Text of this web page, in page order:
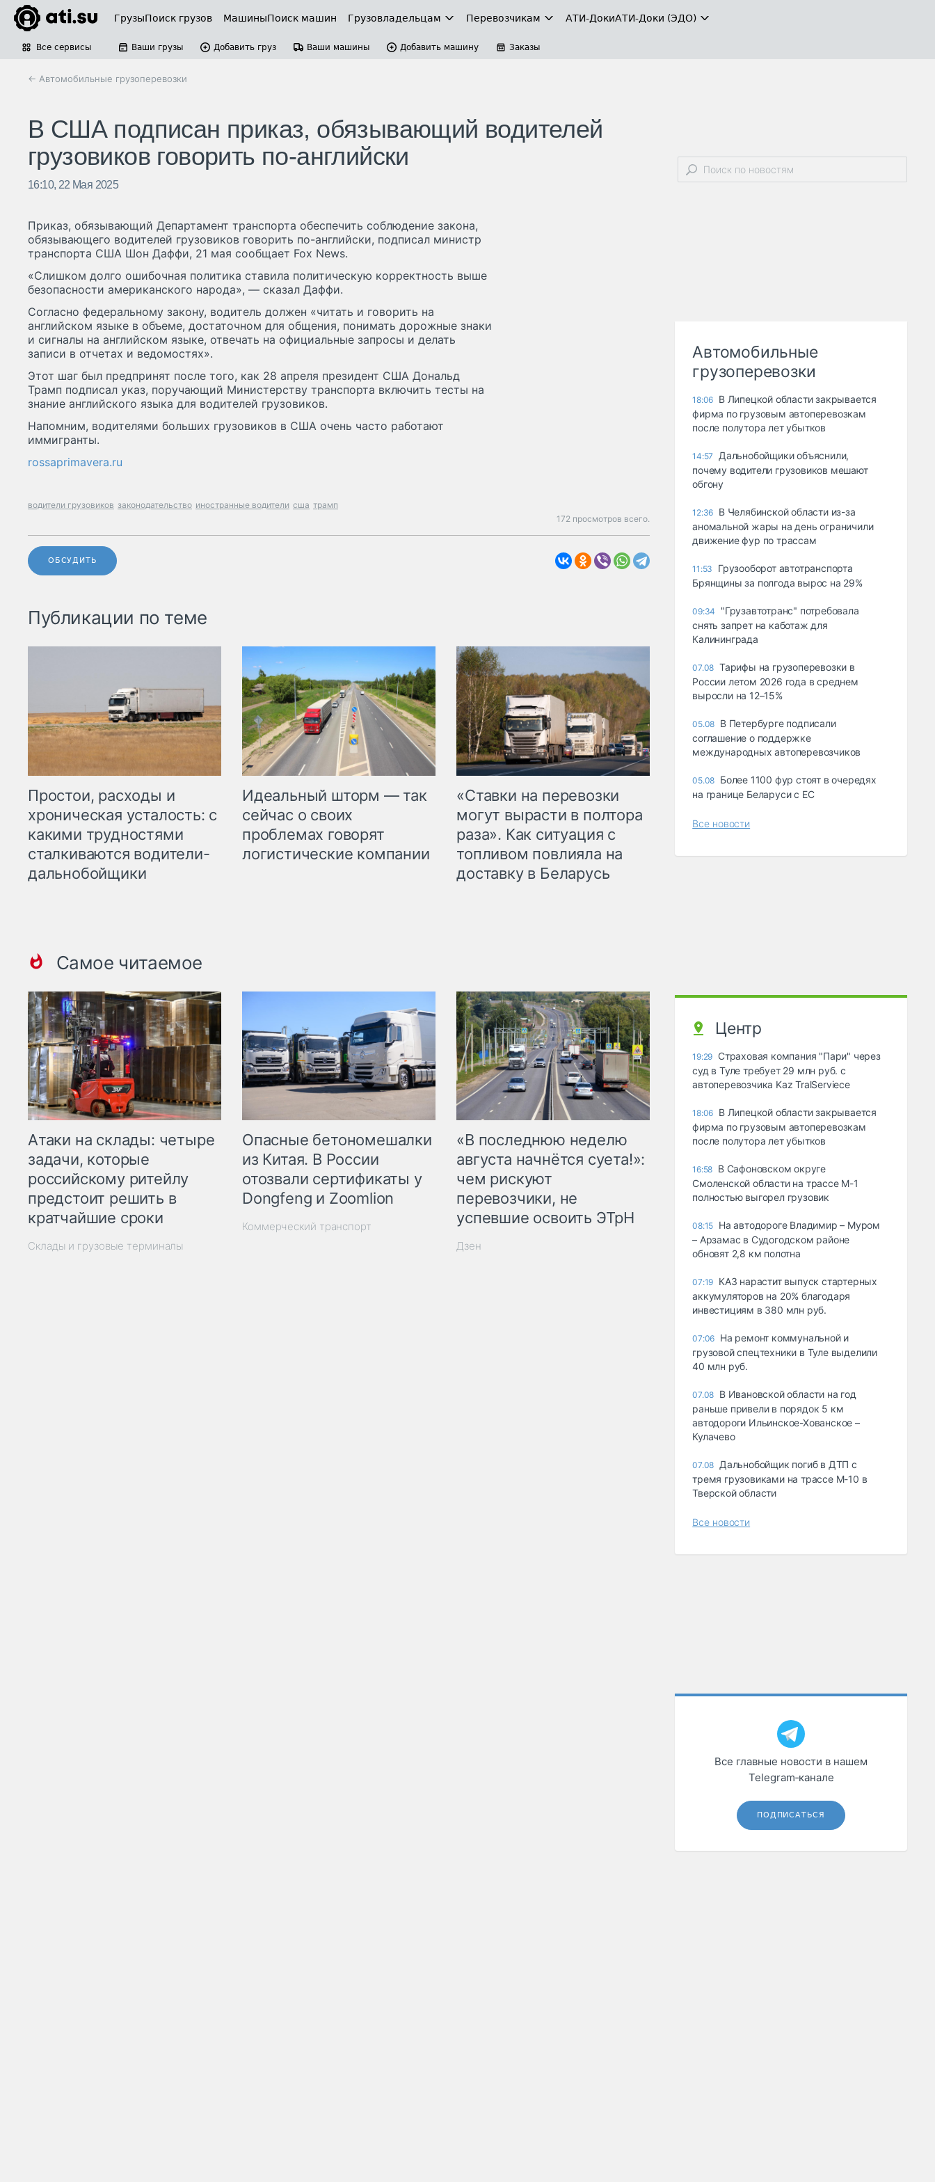
ГрузыПоиск грузов МашиныПоиск машин Грузовладельцам Перевозчикам АТИ-ДокиАТИ-Доки (ЭДО)
Все сервисы Ваши грузы Добавить груз Ваши машины Добавить машину Заказы
← Автомобильные грузоперевозки
В США подписан приказ, обязывающий водителей
грузовиков говорить по-английски
16:10, 22 Мая 2025
Приказ, обязывающий Департамент транспорта обеспечить соблюдение закона,
обязывающего водителей грузовиков говорить по-английски, подписал министр
транспорта США Шон Даффи, 21 мая сообщает Fox News.
«Слишком долго ошибочная политика ставила политическую корректность выше
безопасности американского народа», — сказал Даффи.
Согласно федеральному закону, водитель должен «читать и говорить на
английском языке в объеме, достаточном для общения, понимать дорожные знаки
и сигналы на английском языке, отвечать на официальные запросы и делать
записи в отчетах и ведомостях».
Этот шаг был предпринят после того, как 28 апреля президент США Дональд
Трамп подписал указ, поручающий Министерству транспорта включить тесты на
знание английского языка для водителей грузовиков.
Напомним, водителями больших грузовиков в США очень часто работают
иммигранты.
rossaprimavera.ru
водители грузовиков законодательство иностранные водители сша трамп
172 просмотров всего.
ОБСУДИТЬ
Публикации по теме
Простои, расходы и
хроническая усталость: с
какими трудностями
сталкиваются водители-
дальнобойщики
Идеальный шторм — так
сейчас о своих
проблемах говорят
логистические компании
«Ставки на перевозки
могут вырасти в полтора
раза». Как ситуация с
топливом повлияла на
доставку в Беларусь
Самое читаемое
Атаки на склады: четыре
задачи, которые
российскому ритейлу
предстоит решить в
кратчайшие сроки
Склады и грузовые терминалы
Опасные бетономешалки
из Китая. В России
отозвали сертификаты у
Dongfeng и Zoomlion
Коммерческий транспорт
«В последнюю неделю
августа начнётся суета!»:
чем рискуют
перевозчики, не
успевшие освоить ЭТрН
Дзен
Автомобильные
грузоперевозки
18:06 В Липецкой области закрывается
фирма по грузовым автоперевозкам
после полутора лет убытков
14:57
Дальнобойщики объяснили,
почему водители грузовиков мешают
обгону
12:36 В Челябинской области из-за
аномальной жары на день ограничили
движение фур по трассам
11:53
Грузооборот автотранспорта
Брянщины за полгода вырос на 29%
09:34
"Грузавтотранс" потребовала
снять запрет на каботаж для
Калининграда
07.08 Тарифы на грузоперевозки в
России летом 2026 года в среднем
выросли на 12–15%
05.08 В Петербурге подписали
соглашение о поддержке
международных автоперевозчиков
05.08 Более 1100 фур стоят в очередях
на границе Беларуси с ЕС
Все новости
Центр
19:29 Страховая компания "Пари" через
суд в Туле требует 29 млн руб. с
автоперевозчика Kaz TralServiece
18:06 В Липецкой области закрывается
фирма по грузовым автоперевозкам
после полутора лет убытков
16:58 В Сафоновском округе
Смоленской области на трассе М-1
полностью выгорел грузовик
08:15 На автодороге Владимир – Муром
– Арзамас в Судогодском районе
обновят 2,8 км полотна
07:19 КАЗ нарастит выпуск стартерных
аккумуляторов на 20% благодаря
инвестициям в 380 млн руб.
07:06 На ремонт коммунальной и
грузовой спецтехники в Туле выделили
40 млн руб.
07.08 В Ивановской области на год
раньше привели в порядок 5 км
автодороги Ильинское-Хованское –
Кулачево
07.08 Дальнобойщик погиб в ДТП с
тремя грузовиками на трассе М-10 в
Тверской области
Все новости
Все главные новости в нашем
Telegram‑канале
ПОДПИСАТЬСЯ